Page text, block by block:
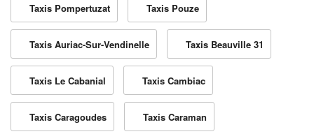
Taxis Pompertuzat Taxis Pouze
Taxis Auriac-Sur-Vendinelle Taxis Beauville 31
Taxis Le Cabanial Taxis Cambiac
Taxis Caragoudes Taxis Caraman